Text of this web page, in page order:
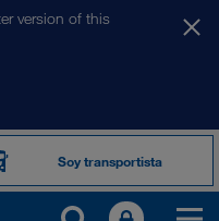
version of this
Soy transportista